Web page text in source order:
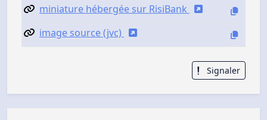
miniature hébergée sur RisiBank
image source (jvc)
Signaler